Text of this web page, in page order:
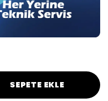
SEPETE EKLE